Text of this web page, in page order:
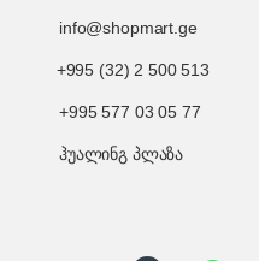
info@shopmart.ge
+995 (32) 2 500 513
+995 577 03 05 77
ჰუალინგ პლაზა